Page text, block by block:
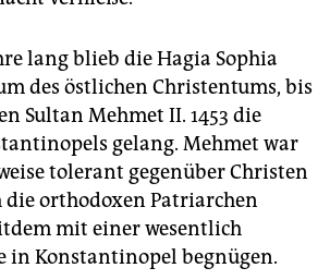
lang blieb die Hagia Sophia
des östlichen Christentums, bis
Sultan Mehmet II. 1453 die
gelang. Mehmet war
tolerant gegenüber Christen
die orthodoxen Patriarchen
mit einer wesentlich
in Konstantinopel begnügen.